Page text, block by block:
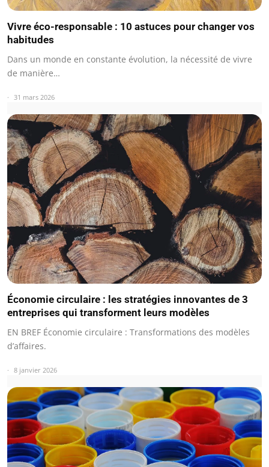
Vivre éco-responsable : 10 astuces pour changer vos
habitudes
Dans un monde en constante évolution, la nécessité de vivre
de manière…
31 mars 2026
Économie circulaire : les stratégies innovantes de 3
entreprises qui transforment leurs modèles
EN BREF Économie circulaire : Transformations des modèles
d’affaires.
8 janvier 2026